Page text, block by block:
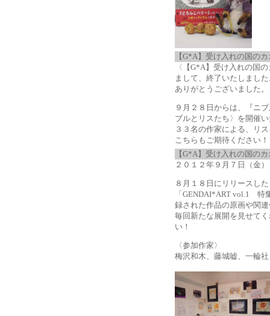
【G*A】受け入れの国の
〈【G*A】受け入れの国
まして、終了いたしまし
ありがとうございました。
９月２８日からは、『ニ
ブルとリスたち〉を開催
３３名の作家による、リ
こちらもご期待ください！
【G*A】受け入れの国の
２０１２年９月７日（金
８月１８日にリリースし
「GENDAI*ART vol.1 特
録された作品の原画や関
毎回新たな展開を見せて
い！
〈参加作家〉
梅沢和木、藤城嘘、一輪